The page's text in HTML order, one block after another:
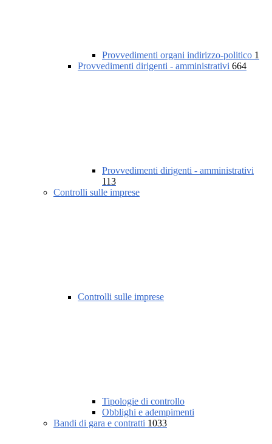
Provvedimenti organi indirizzo-politico 1
Provvedimenti dirigenti - amministrativi 664
Provvedimenti dirigenti - amministrativi
113
Controlli sulle imprese
Controlli sulle imprese
Tipologie di controllo
Obblighi e adempimenti
Bandi di gara e contratti 1033